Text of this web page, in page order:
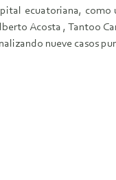
ecuatoriana,
Acosta , Tantoo
nueve casos